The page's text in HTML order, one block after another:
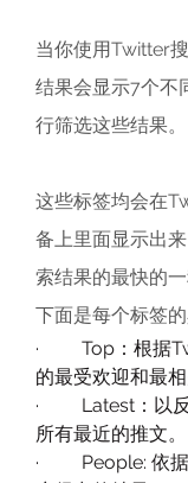
当你使用Twitter
结果会显示7个不
行筛选这些结果。
这些标签均会在
备上里面显示出
索结果的最快的一
下面是每个标签的
·         Top：根据
的最受欢迎和最相
·         Latest：以
所有最近的推文。
·         People: 依